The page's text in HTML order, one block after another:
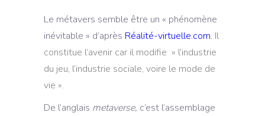
Le métavers semble être un « phénomène
inévitable » d’après Réalité-virtuelle.com. Il
constitue l’avenir car il modifie » l’industrie
du jeu, l’industrie sociale, voire le mode de
vie ».
De l’anglais metaverse, c’est l’assemblage